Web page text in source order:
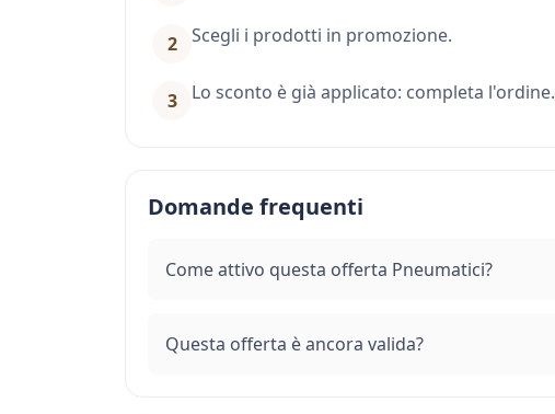
2 Scegli i prodotti in promozione.
3 Lo sconto è già applicato: completa l'ordine.
Domande frequenti
Come attivo questa offerta Pneumatici?
Questa offerta è ancora valida?